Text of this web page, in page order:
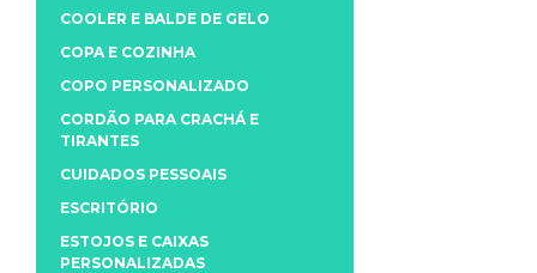
COOLER E BALDE DE GELO
COPA E COZINHA
COPO PERSONALIZADO
CORDÃO PARA CRACHÁ E
TIRANTES
CUIDADOS PESSOAIS
ESCRITÓRIO
ESTOJOS E CAIXAS
PERSONALIZADAS